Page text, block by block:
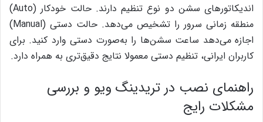
اندیکاتورهای سشن دو نوع تنظیم دارند. حالت خودکار (Auto)
منطقه زمانی سرور را تشخیص می‌دهد. حالت دستی (Manual)
اجازه می‌دهد ساعت سشن‌ها را به‌صورت دستی وارد کنید. برای
کاربران ایرانی، تنظیم دستی معمولا نتایج دقیق‌تری به همراه دارد.
راهنمای نصب در تریدینگ ویو و بررسی
مشکلات رایج